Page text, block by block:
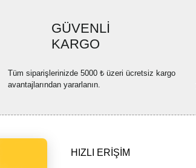
GÜVENLİ
KARGO
Tüm siparişlerinizde 5000 ₺ üzeri ücretsiz kargo
avantajlarından yararlanın.
HIZLI ERİŞİM